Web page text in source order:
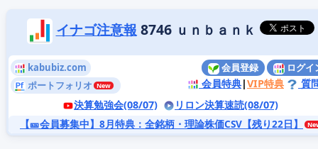
イナゴ注意報 8746 ｕｎｂａｎｋ
kabubiz.com
ポートフォリオ
会員登録 ログイ
会員特典|VIP特典
質
決算勉強会(08/07)
リロン決算速読(08/07)
【🎫会員募集中】8月特典 ：全銘柄・理論株価CSV【残り22日】